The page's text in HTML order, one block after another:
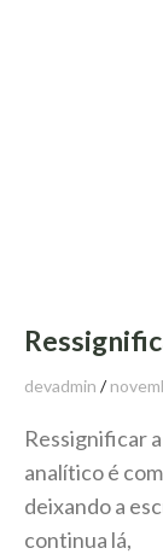
devadmin
Ressignificar
analítico é
deixando a
continua lá,